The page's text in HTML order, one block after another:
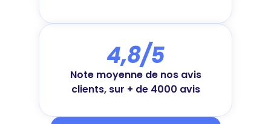
4,8/5
Note moyenne de nos avis
clients, sur + de 4000 avis